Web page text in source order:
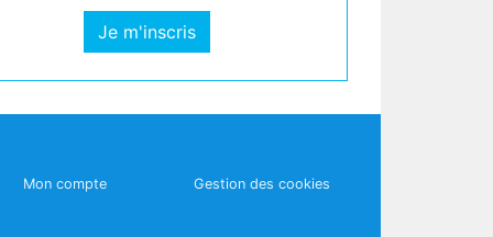
Je m'inscris
Mon compte Gestion des cookies